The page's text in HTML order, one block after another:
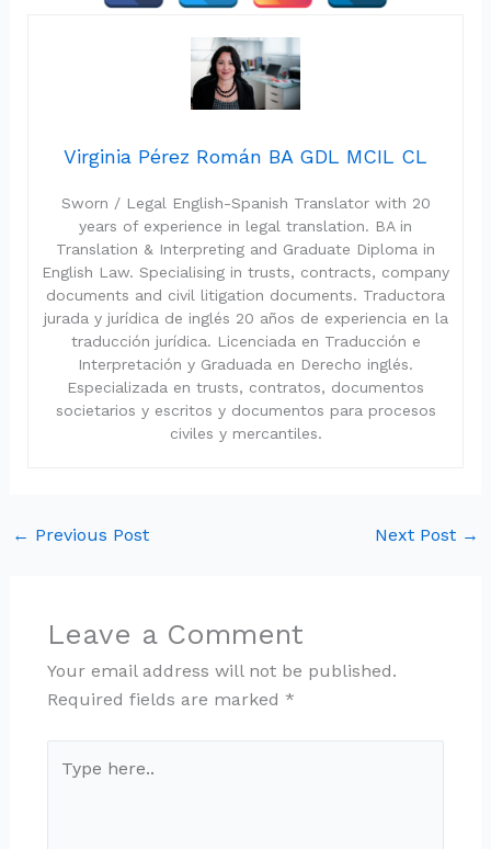
Virginia Pérez Román BA GDL MCIL CL
Sworn / Legal English-Spanish Translator with 20
years of experience in legal translation. BA in
Translation & Interpreting and Graduate Diploma in
English Law. Specialising in trusts, contracts, company
documents and civil litigation documents. Traductora
jurada y jurídica de inglés 20 años de experiencia en la
traducción jurídica. Licenciada en Traducción e
Interpretación y Graduada en Derecho inglés.
Especializada en trusts, contratos, documentos
societarios y escritos y documentos para procesos
civiles y mercantiles.
← Previous Post Next Post →
Leave a Comment
Your email address will not be published.
Required fields are marked *
here..